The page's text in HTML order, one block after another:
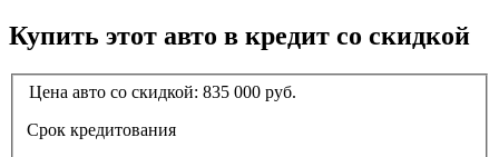
Купить этот авто в кредит со скидкой
Цена авто со скидкой: 835 000 руб.
Срок кредитования